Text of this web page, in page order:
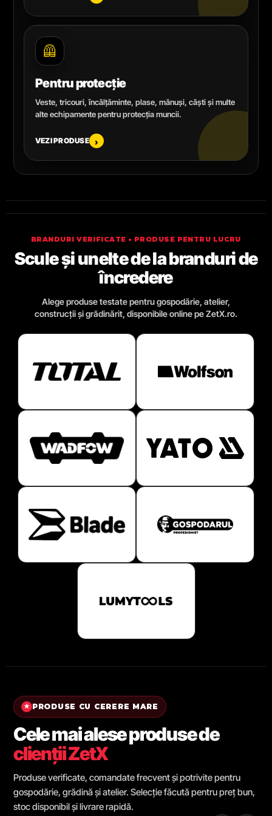
🦺
Pentru protecție
Veste, tricouri, încălțăminte, plase, mănuși, căști și multe
alte echipamente pentru protecția muncii.
VEZI PRODUSE ›
BRANDURI VERIFICATE • PRODUSE PENTRU LUCRU
Scule și unelte de la branduri de
încredere
Alege produse testate pentru gospodărie, atelier,
construcții și grădinărit, disponibile online pe ZetX.ro.
★ PRODUSE CU CERERE MARE
Cele mai alese produse de
clienții ZetX
Produse verificate, comandate frecvent și potrivite pentru
gospodărie, grădină și atelier. Selecție făcută pentru preț bun,
stoc disponibil și livrare rapidă.